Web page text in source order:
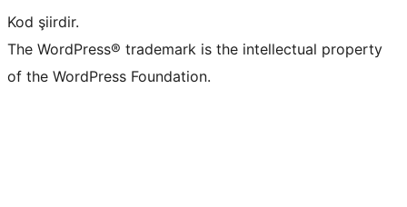
Kod şiirdir.
The WordPress® trademark is the intellectual property
of the WordPress Foundation.